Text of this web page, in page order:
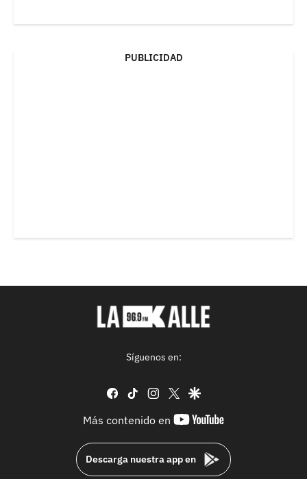
PUBLICIDAD
Síguenos en:
facebook
tiktok instagram
twittergoogle
Más contenido en
youtube-
Descarga nuestra app en